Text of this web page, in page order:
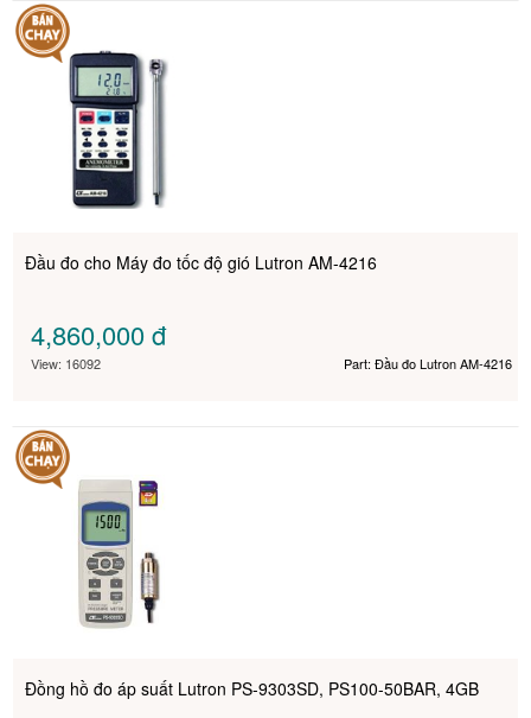
Đầu đo cho Máy đo tốc độ gió Lutron AM-4216
4,860,000đ
View: 16092 Part: Đầu đo Lutron AM-4216
Đồng hồ đo áp suất Lutron PS-9303SD, PS100-50BAR, 4GB